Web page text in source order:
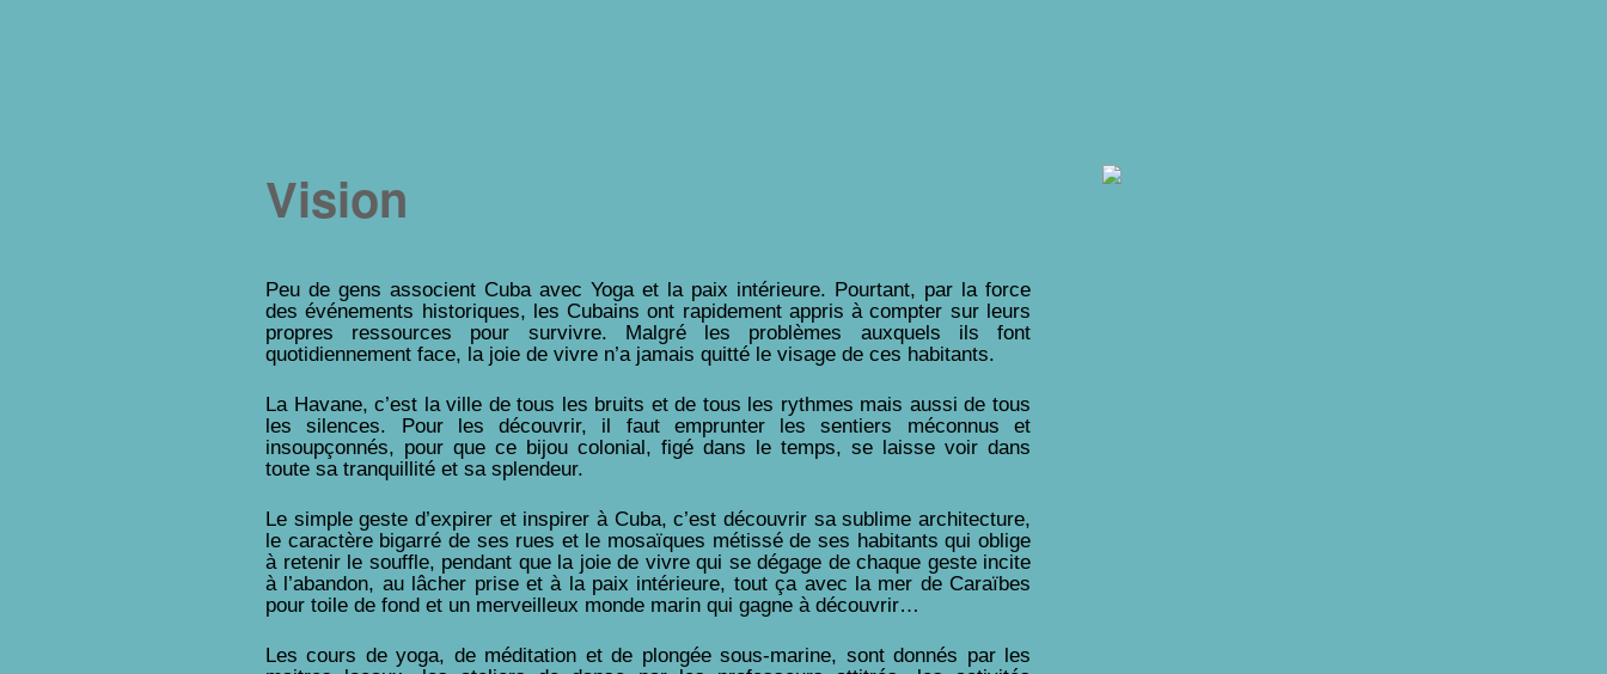
Vision
Peu de gens associent Cuba avec Yoga et la paix intérieure. Pourtant, par la force
des événements historiques, les Cubains ont rapidement appris à compter sur leurs
propres ressources pour survivre. Malgré les problèmes auxquels ils font
quotidiennement face, la joie de vivre n’a jamais quitté le visage de ces habitants.
La Havane, c’est la ville de tous les bruits et de tous les rythmes mais aussi de tous
les silences. Pour les découvrir, il faut emprunter les sentiers méconnus et
insoupçonnés, pour que ce bijou colonial, figé dans le temps, se laisse voir dans
toute sa tranquillité et sa splendeur.
Le simple geste d’expirer et inspirer à Cuba, c’est découvrir sa sublime architecture,
le caractère bigarré de ses rues et le mosaïques métissé de ses habitants qui oblige
à retenir le souffle, pendant que la joie de vivre qui se dégage de chaque geste incite
à l’abandon, au lâcher prise et à la paix intérieure, tout ça avec la mer de Caraïbes
pour toile de fond et un merveilleux monde marin qui gagne à découvrir…
Les cours de yoga, de méditation et de plongée sous-marine, sont donnés par les